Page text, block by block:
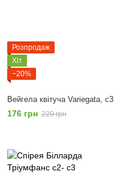
Розпродаж
Хіт
−20%
Вейгела квітуча Variegata, с3
176 грн 220 грн